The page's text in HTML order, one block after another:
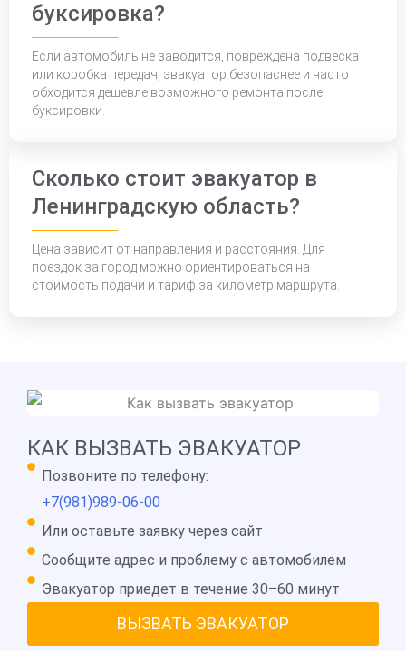
буксировка?
Если автомобиль не заводится, повреждена подвеска
или коробка передач, эвакуатор безопаснее и часто
обходится дешевле возможного ремонта после
буксировки.
Сколько стоит эвакуатор в
Ленинградскую область?
Цена зависит от направления и расстояния. Для
поездок за город можно ориентироваться на
стоимость подачи и тариф за километр маршрута.
КАК ВЫЗВАТЬ ЭВАКУАТОР
Позвоните по телефону:
+7(981)989-06-00
Или оставьте заявку через сайт
Сообщите адрес и проблему с автомобилем
Эвакуатор приедет в течение 30–60 минут
ВЫЗВАТЬ ЭВАКУАТОР